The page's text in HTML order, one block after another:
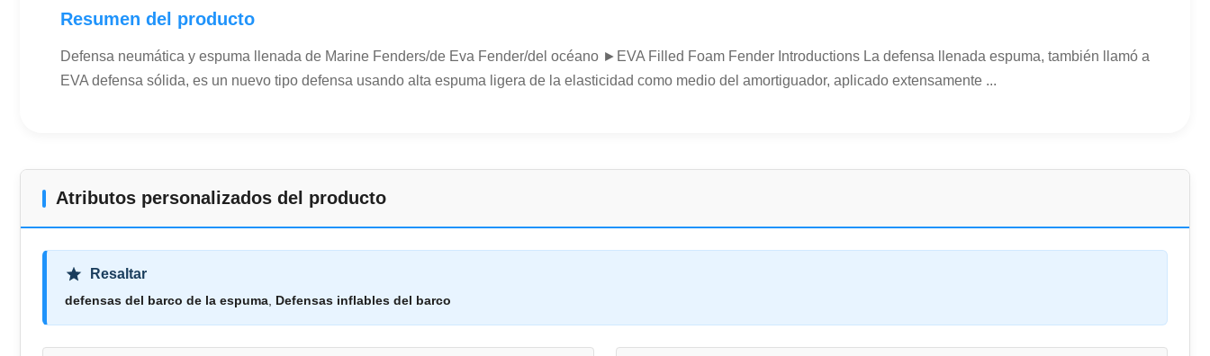
Resumen del producto
Defensa neumática y espuma llenada de Marine Fenders/de Eva Fender/del océano ►EVA Filled Foam Fender Introductions La defensa llenada espuma, también llamó a
EVA defensa sólida, es un nuevo tipo defensa usando alta espuma ligera de la elasticidad como medio del amortiguador, aplicado extensamente ...
Atributos personalizados del producto
Resaltar
defensas del barco de la espuma Defensas inflables del barco